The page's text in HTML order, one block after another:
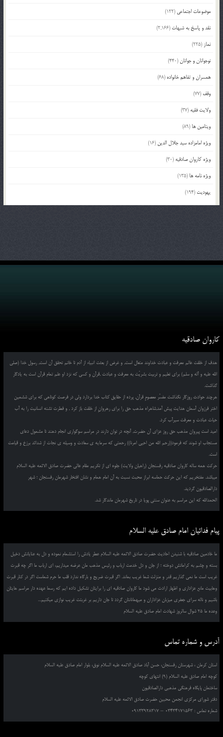
موضوعات اجتماعی (122)
نقد و پاسخ به شبهات (2,166)
نماز (225)
نوجوانان و جوانان(440)
همسران و تفاهم خانواده (68)
وقف (77)
ولایت فقیه (37)
ویتامین ها (89)
ویژه امامزاده سید جلال الدین (16)
ویژه کاروان صادقیه (30)
ویژه نامه ها (135)
یهودیت (194)
کاروان صادقیه
هدف از خلقت عالم معرفت و عبادت خداوند متعال است, و غرض از بعثت انبیاء از آدم تا خاتم تحقق آن است, رسول خدا (صلی
الله علیه و آله و سلم) برای تعلیم و تربیت بشریّت به معرفت و عبادت ,قرآن و کسی که نزد او علم تمام قرآن است به یادگار
گذاشت.
هرچند حوادث روزگار نگذاشت مفسّر معصومِ قرآن, پرده از حقایق کتاب خدا بردارد ولی در فرصت کوتاهی که برای ششمین
اختر فرزوان آسمان هدایت پیش آمد,شاهراه مذهب حق را برای رهروانِ از خلقت باز کرد , و فطرت تشنه انسانیت را به آب
حیات عبادت و معرفت سیرآب کرد.
امید است پیروان مذهب حق روز عزای آن حضرت, آنچه در توان دارند در مراسم سوگواری انجام دهند تا مشمول دعای
مستجاب او شوند که فرمود((رحم الله من احیی امرنا)) رحمتی که سرمایه ی سعادت و وسیله ی نجات از شدائد برزخ و قیامت
است.
حرکت همه ساله کاروان صادقیه رفسنجان (راهیان ولایت) جلوه ای از تکریم مقام عالی حضرت صادق الائمه علیه السلام
میباشد. مفتخریم که این حرکت حماسه ابراز محبت نسبت به آن امام همام و نشان افتخار شهرمان رفسنجان ؛ شهر
دارالصادقیون گردید.
الحمدالله که این مراسم به عنوان سنتی پویا در تاریخ شهرمان ماندگار شد.
پیام فدائیان امام صادق علیه السلام
ما خادمین صادقیه با شنیدن احادیث حضرت صادق الائمه علیه السلام عطر یادش را استشمام نموده و دل به عنایاتش دخیل
بسته و چشم به کراماتش دوخته ؛ از جان و دل خدمت ارباب و رئیس مذهب مان عرضه میداریم، ای ارباب ما اگر چه قبرت
غریب است ما نمی گذاریم قدر و منزلت شما غریب بماند. اگر قبرت ضریح و بارگاه ندارد قلب ما حرم شماست اگر در کنار قبرت
وهابیت مانع عزاداری و اظهار ارادت می شود ما کاروان صادقیه ای را برایتان تشکیل داده ایم که رسما عهده دار مراسم هایتان
باشیم و ناله سرای جعفری میزبان عزاداران و میهمانانتان گردد تا جان داریم بر غربتت غریب نوازی میکنیم...
وعده ما 25 شوال سالروز شهادت امام صادق علیه السلام
آدرس و شماره تماس
استان کرمان ، شهرستان رفسنجان، حسن آباد صادق الائمه علیه السلام نوق، بلوار امام صادق علیه السلام
کوچه امام صادق علیه السلام (9) انتهای کوچه
ساختمان پایگاه فرهنگی مذهبی دارالصادقیون
دفتر شورای مرکزی انجمن محبین حضرت صادق الائمه علیه السلام
شماره تماس : 03434171563 – 09133928317